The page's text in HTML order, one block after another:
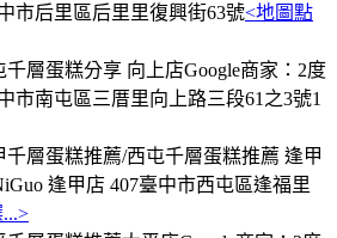
市后里區后里里復興街63號<地圖點
層蛋糕分享 向上店Google商家：2度
市南屯區三厝里向上路三段61之3號1
層蛋糕推薦/西屯千層蛋糕推薦 逢甲
逢甲店 407臺中市西屯區逢福里